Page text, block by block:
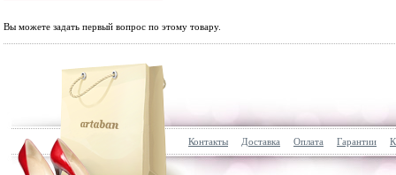
Вы можете задать первый вопрос по этому товару.
Контакты Доставка Оплата Гарантии